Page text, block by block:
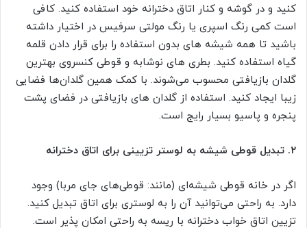
کنید و در گوشه و کنار اتاق دخترانه خود استفاده کنید. کافی
است کمی رنگ اسپری یا رنگ مولتی سرفیس در اختیار داشته
باشید تا همه شیشه های بدون استفاده را برای قرار دادن قلمه
گیاه استفاده کنید. بطری های نوشابه و قوطی کنسروی بهترین
گلدان بازیافتی محسوب می‌شوند. با کمک همین گلدان‌ها فضایی
زیبا ایجاد کنید. استفاده از گلدان های بازیافتی در فضای پشت
پنجره و پاسیو بسیار رایج است.
۲. تبدیل قوطی شیشه به لوستر تزیینی برای اتاق دخترانه
اگر در خانه قوطی شیشه‌ای (مانند: قوطی‌های جای مربا) وجود
دارد. به راحتی می‌توانید آن را به لوستری برای اتاق تبدیل کنید.
تزیین اتاق خواب دخترانه با ریسه به راحتی امکان پذیر است.